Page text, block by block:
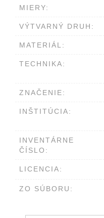
MIERY:
VÝTVARNÝ DRUH:
MATERIÁL:
TECHNIKA:
ZNAČENIE:
INŠTITÚCIA:
INVENTÁRNE
ČÍSLO:
LICENCIA:
ZO SÚBORU: